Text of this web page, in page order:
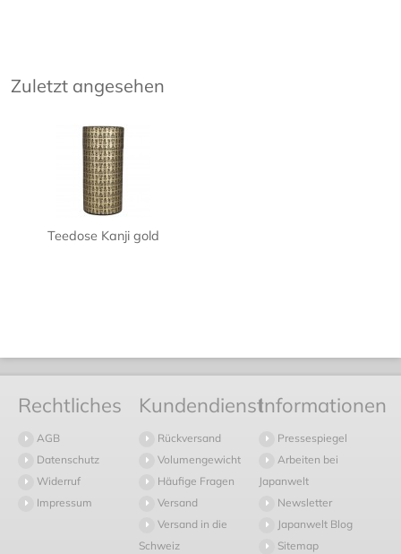
Zuletzt angesehen
Teedose Kanji gold
Rechtliches
AGB
Datenschutz
Widerruf
Impressum
Kundendienst
Rückversand
Volumengewicht
Häufige Fragen
Versand
Versand in die
Schweiz
Informationen
Pressespiegel
Arbeiten bei
Japanwelt
Newsletter
Japanwelt Blog
Sitemap